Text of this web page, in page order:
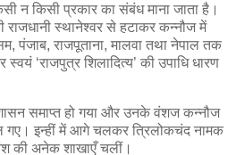
न किसी प्रकार का संबंध माना जाता है।
राजधानी स्थानेश्वर से हटाकर कन्नौज में
पंजाब, राजपूताना, मालवा तथा नेपाल तक
‘राजपुत्र शिलादित्य’ की उपाधि धारण
समाप्त हो गया और उनके वंशज कन्नौज
इन्हीं में आगे चलकर त्रिलोकचंद नामक
की अनेक शाखाएँ चलीं।